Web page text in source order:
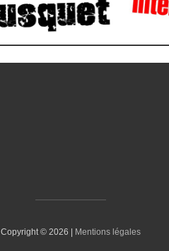
Copyright © 2026 | Mentions légales